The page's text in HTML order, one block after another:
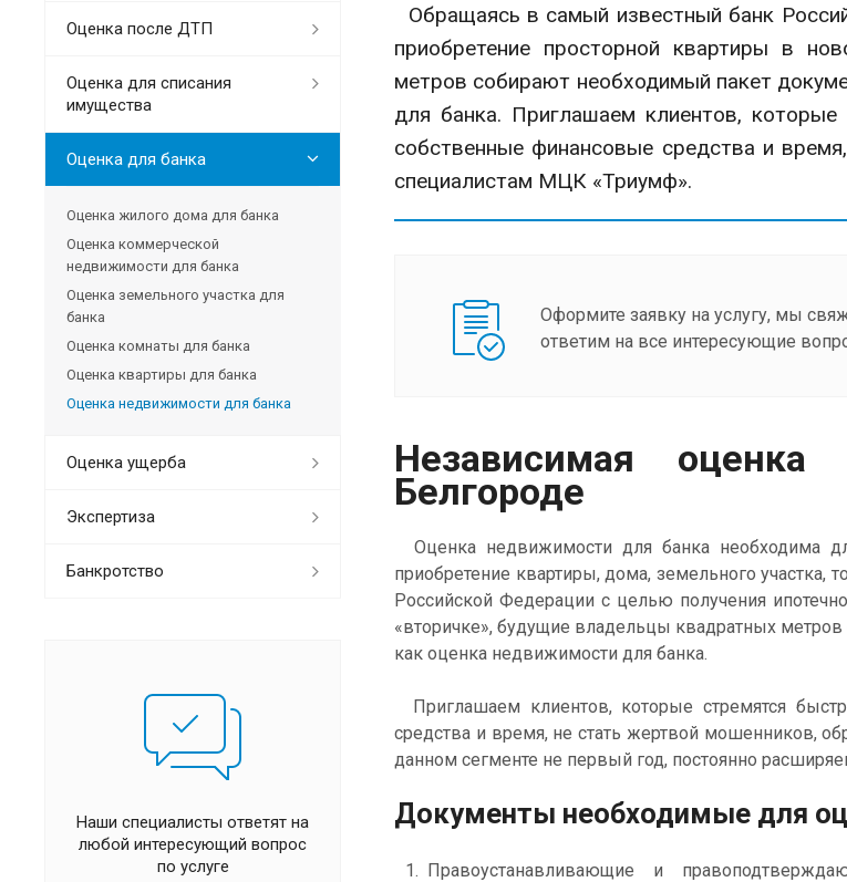
Обращаясь в самый известный банк
приобретение просторной квартиры в
метров собирают необходимый пакет
для банка. Приглашаем клиентов,
собственные финансовые средства и
специалистам МЦК «Триумф».
Оформите заявку на услугу, мы
ответим на все интересующие
Независимая
Белгороде
Оценка недвижимости для банка необходима
приобретение квартиры, дома, земельного
Российской Федерации с целью получения
«вторичке», будущие владельцы квадратных
как оценка недвижимости для банка.
Приглашаем клиентов, которые стремятся
средства и время, не стать жертвой мошенников,
данном сегменте не первый год, постоянно
Документы необходимые для
Правоустанавливающие и
Оценка после ДТП
Оценка для списания
имущества
Оценка для банка
Оценка жилого дома для банка
Оценка коммерческой
недвижимости для банка
Оценка земельного участка для
банка
Оценка комнаты для банка
Оценка квартиры для банка
Оценка недвижимости для банка
Оценка ущерба
Экспертиза
Банкротство
Наши специалисты ответят на
любой интересующий вопрос
по услуге